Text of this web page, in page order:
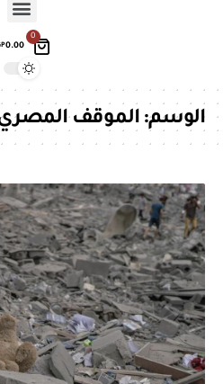
0
EGP0.00
الوسم:الموقف المصري